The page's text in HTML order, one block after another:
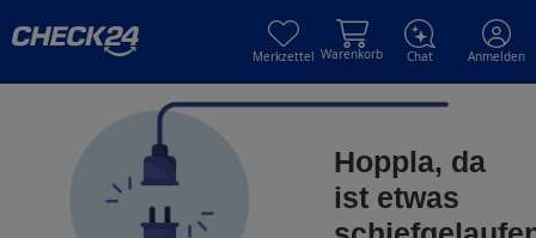
Merkzettel Warenkorb Chat Anmelden
Hoppla, da
ist etwas